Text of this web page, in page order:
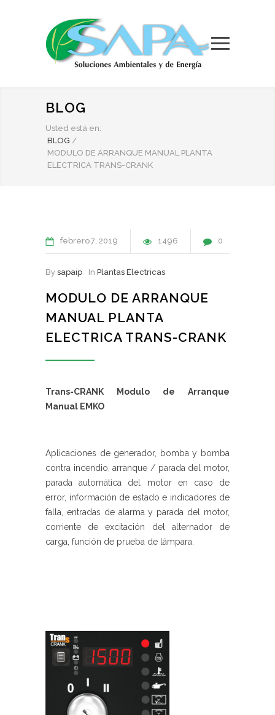
BLOG
Usted está en:
BLOG /
MODULO DE ARRANQUE MANUAL PLANTA
ELECTRICA TRANS-CRANK
febrero7 2019 1496 0
By sapaip In Plantas Electricas
MODULO DE ARRANQUE
MANUAL PLANTA
ELECTRICA TRANS-CRANK
Trans-CRANK Modulo de Arranque
Manual EMKO
Aplicaciones de generador, bomba y bomba
contra incendio, arranque / parada del motor,
parada automática del motor en caso de
error, información de estado e indicadores de
falla, entradas de alarma y parada del motor,
corriente de excitación del alternador de
carga, función de prueba de lámpara.